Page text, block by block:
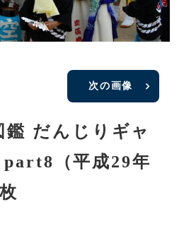
次の画像
鑑 だんじりギャ
（平成29年